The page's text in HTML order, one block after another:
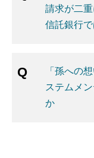
請求が二
信託銀行
「孫への
ステムメ
か